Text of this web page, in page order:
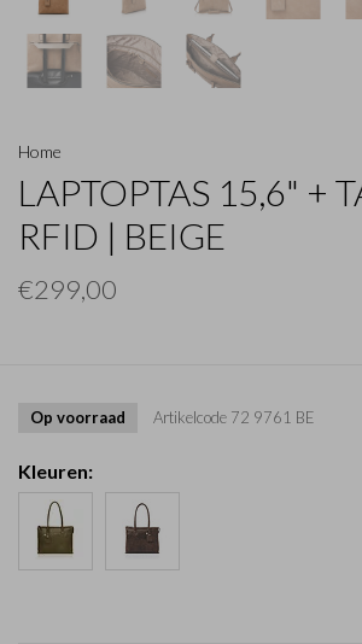
Home
LAPTOPTAS 15,6" +
RFID | BEIGE
€299,00
Op voorraad Artikelcode 72 9761 BE
Kleuren: